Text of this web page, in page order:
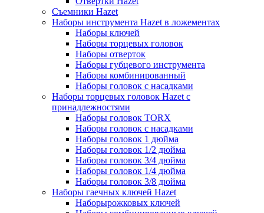
Съемники Hazet
Наборы инструмента Hazet в ложементах
Наборы ключей
Наборы торцевых головок
Наборы отверток
Наборы губцевого инструмента
Наборы комбинированный
Наборы головок с насадками
Наборы торцевых головок Hazet с
принадлежностями
Наборы головок TORX
Наборы головок с насадками
Наборы головок 1 дюйма
Наборы головок 1/2 дюйма
Наборы головок 3/4 дюйма
Наборы головок 1/4 дюйма
Наборы головок 3/8 дюйма
Наборы гаечных ключей Hazet
Наборырожковых ключей